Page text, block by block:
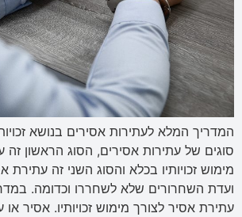
המדריך המלא לעתירות אסירים בנושא
סוגים של עתירות אסירים, הסוג הראשון זה
מימוש זכויותיו בכלא והסוג השני זה
ועדת השחרורים שלא לשחררו וכדומה.
עתירת אסיר לצורך מימוש זכויותיו. אסיר